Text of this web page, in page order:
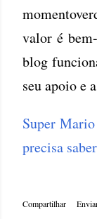
valor é
blog
seu apoio e
Super
precisa
Compartilhar